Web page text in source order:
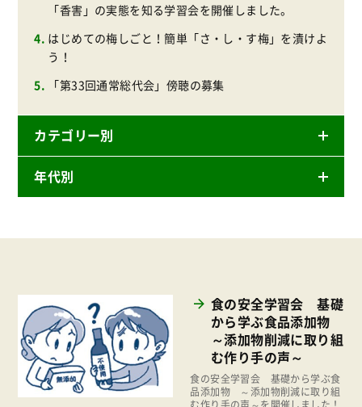
「香害」の実態を知る学習会を開催しました。
はじめての梅しごと！簡単「さ・し・す梅」を漬けよ
う！
「第33回通常総代会」傍聴の募集
カテゴリー別
ニュースリリース
商品
環境
地域コミュニティ
組合員活動
平和と国際連帯
年代別
2023年
2022年
2021年
2020年
食の安全学習会 基礎
から学ぶ食品添加物
～添加物削減に取り組
む作り手の声～
食の安全学習会 基礎から学ぶ食
品添加物 ～添加物削減に取り組